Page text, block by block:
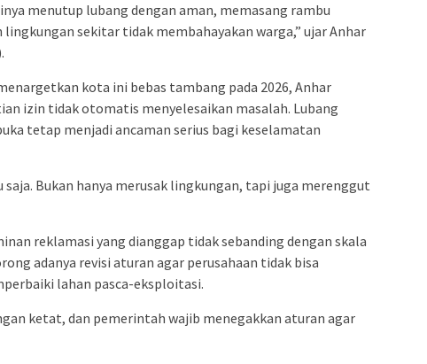
menutup lubang dengan aman, memasang rambu
sekitar tidak membahayakan warga,” ujar Anhar
kota ini bebas tambang pada 2026, Anhar
izin tidak otomatis menyelesaikan masalah. Lubang
tetap menjadi ancaman serius bagi keselamatan
Bukan hanya merusak lingkungan, tapi juga merenggut
reklamasi yang dianggap tidak sebanding dengan skala
adanya revisi aturan agar perusahaan tidak bisa
lahan pasca-eksploitasi.
ketat, dan pemerintah wajib menegakkan aturan agar